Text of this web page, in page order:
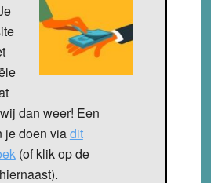
dan weer! Een
je doen viadit
(of klik op de